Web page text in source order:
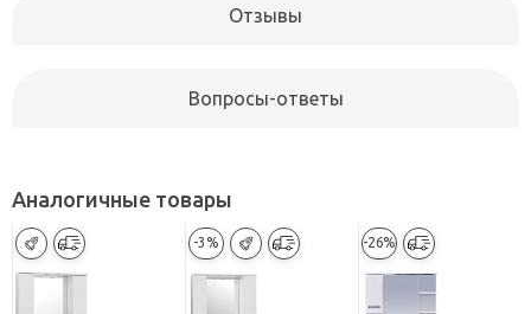
Отзывы
Вопросы-ответы
Аналогичные товары
-3% -26%